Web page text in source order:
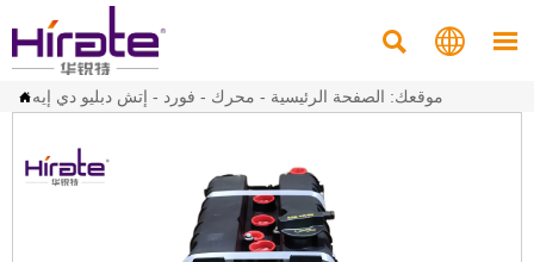
  
 موقعك: الصفحة الرئيسية - محرك - فورد - إتش دبليو دي إيه